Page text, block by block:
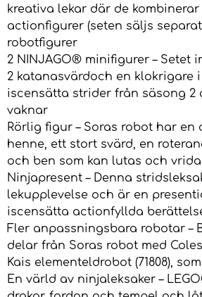
kreativa lekar där de
actionfigurer (seten säljs
robotfigurer
2 NINJAGO® minifigurer – Setet
2 katanasvärdoch en klokrigare
iscensätta strider från säsong 2
vaknar
Rörlig figur – Soras robot har
henne, ett stort svärd, en
och ben som kan lutas och
Ninjapresent – Denna
lekupplevelse och är en
iscensätta actionfyllda
Fler anpassningsbara robotar –
delar från Soras robot med
Kais elementeldrobot (71808),
En värld av ninjaleksaker –